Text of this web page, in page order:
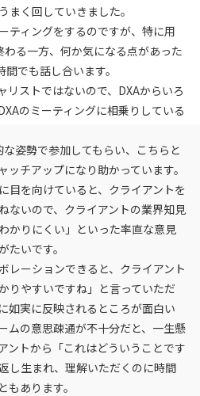
まく回していきました。
ティングをするのですが、特に用
る一方、何か気になる点があった
でも話し合います。
リストではないので、DXAからいろ
のミーティングに相乗りしている
姿勢で参加してもらい、こちらと
ッチアップになり助かっています。
目を向けていると、クライアントを
ないので、クライアントの業界知見
かりにくい」といった率直な意見
たいです。
レーションできると、クライアント
りやすいですね」と言っていただ
如実に反映されるところが面白い
ムの意思疎通が不十分だと、一生懸
ントから「これはどういうことです
し生まれ、理解いただくのに時間
もあります。